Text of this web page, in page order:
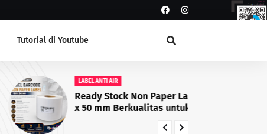
Tutorial di Youtube
LABEL ANTI AIR
Ready Stock Non Paper Label 100
x 50 mm Berkualitas untuk
Printer Barcode